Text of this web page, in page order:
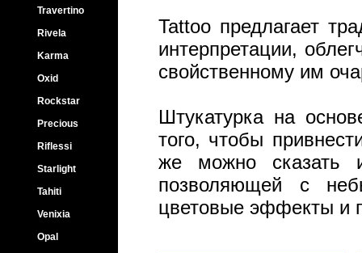
Travertino
Rivela
Karma
Oxid
Rockstar
Precious
Riflessi
Starlight
Tahiti
Venixia
Opal
Tattoo предлагает
интерпретации,
свойственному им
Штукатурка на
того, чтобы
же можно сказать
позволяющей с
цветовые эффекты и